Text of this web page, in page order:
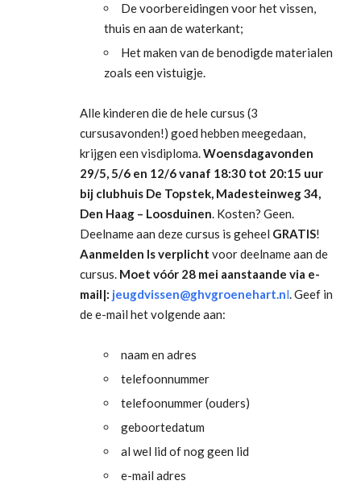
De voorbereidingen voor het vissen,
thuis en aan de waterkant;
Het maken van de benodigde materialen
zoals een vistuigje.
Alle kinderen die de hele cursus (3
cursusavonden!) goed hebben meegedaan,
krijgen een visdiploma.Woensdagavonden
29/5, 5/6 en 12/6 vanaf 18:30 tot 20:15 uur
bij clubhuis De Topstek, Madesteinweg 34,
Den Haag – Loosduinen. Kosten? Geen.
Deelname aan deze cursus is geheel GRATIS!
Aanmelden Is verplicht voor deelname aan de
cursus. Moet vóór 28 mei aanstaande via e-
mail|: jeugdvissen@ghvgroenehart.nl. Geef in
de e-mail het volgende aan:
naam en adres
telefoonnummer
telefoonummer (ouders)
geboortedatum
al wel lid of nog geen lid
e-mail adres